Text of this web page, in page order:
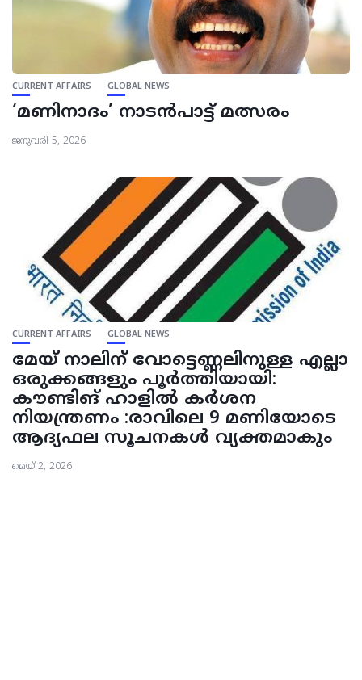
CURRENT AFFAIRS GLOBAL NEWS
‘മണിനാദം’ നാടന്‍പാട്ട് മത്സരം
ജനുവരി 5, 2026
CURRENT AFFAIRS GLOBAL NEWS
മേയ് നാലിന് വോട്ടെണ്ണലിനുള്ള എല്ലാ
ഒരുക്കങ്ങളും പൂര്‍ത്തിയായി:
കൗണ്ടിങ് ഹാളില്‍ കര്‍ശന
നിയന്ത്രണം :രാവിലെ 9 മണിയോടെ
ആദ്യഫല സൂചനകള്‍ വ്യക്തമാകും
മെയ്‌ 2, 2026